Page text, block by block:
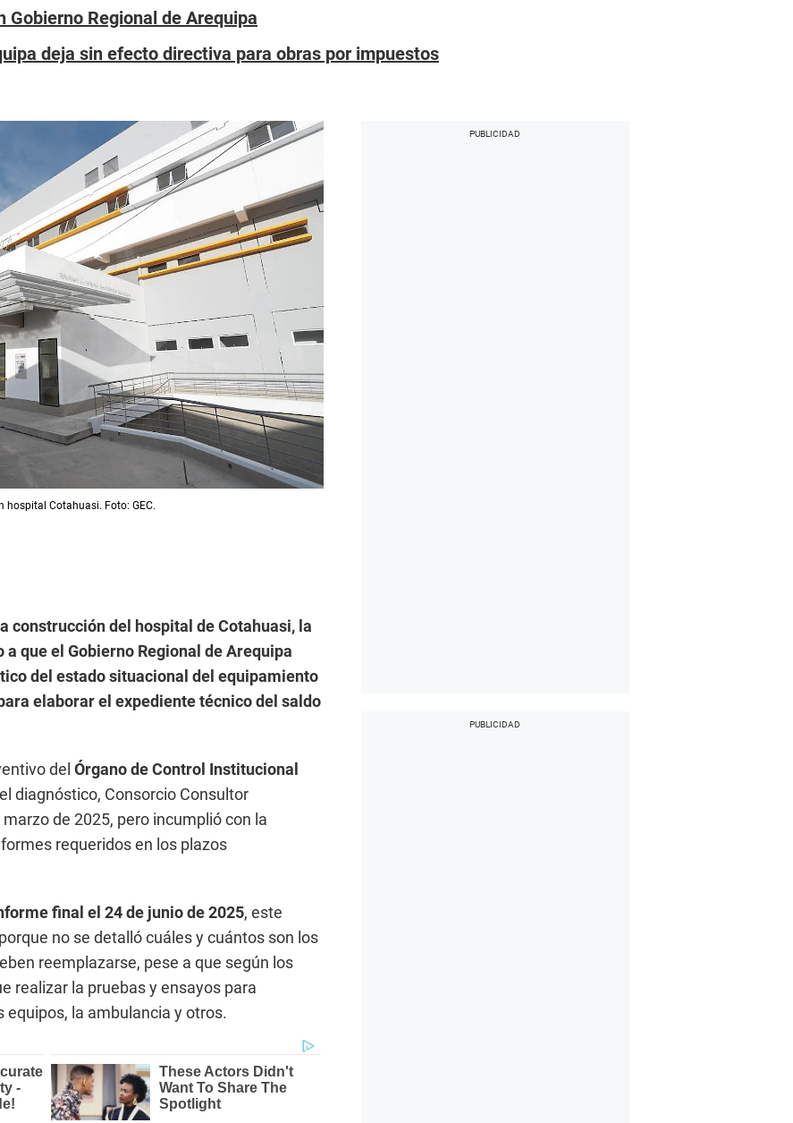
Gobierno Regional de Arequipa
deja sin efecto directiva para obras por impuestos
hospital Cotahuasi. Foto: GEC.
construcción del hospital de Cotahuasi, la
que el Gobierno Regional de Arequipa
del estado situacional del equipamiento
elaborar el expediente técnico del saldo
del Órgano de Control Institucional
diagnóstico, Consorcio Consultor
de 2025, pero incumplió con la
requeridos en los plazos
final el 24 de junio de 2025, este
no se detalló cuáles y cuántos son los
reemplazarse, pese a que según los
realizar la pruebas y ensayos para
la ambulancia y otros.